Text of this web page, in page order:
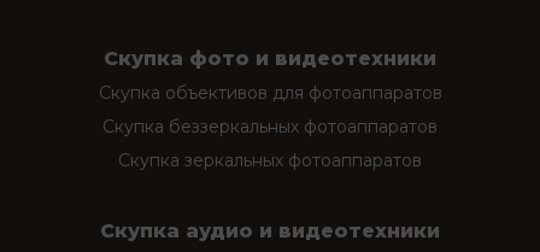
Скупка фото и видеотехники
Скупка объективов для фотоаппаратов
Скупка беззеркальных фотоаппаратов
Скупка зеркальных фотоаппаратов
Скупка аудио и видеотехники